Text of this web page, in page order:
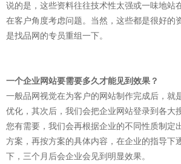
说的是，这些资料往往技术性太强或一味地站
在客户角度考虑问题。当然，这些都是很好的
是找品网的专员重组一下。
一个企业网站要需要多久才能见到效果？
一般品网视觉在为客户的网站制作完成后，就
优化，其次后，我们会把企业网站登录到各大
您有需要，我们会再根据企业的不同性质制定
方案，再按方案的具体内容，在企业的指导下
下，三个月后会企业会见到明显效果。